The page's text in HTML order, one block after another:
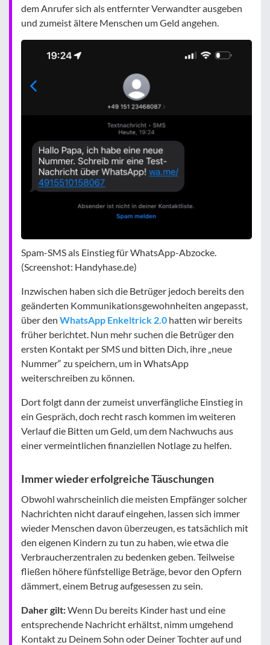
dem Anrufer sich als entfernter Verwandter ausgeben
und zumeist ältere Menschen um Geld angehen.
Spam-SMS als Einstieg für WhatsApp-Abzocke.
(Screenshot: Handyhase.de)
Inzwischen haben sich die Betrüger jedoch bereits den
geänderten Kommunikationsgewohnheiten angepasst,
über den WhatsApp Enkeltrick 2.0 hatten wir bereits
früher berichtet. Nun mehr suchen die Betrüger den
ersten Kontakt per SMS und bitten Dich, ihre „neue
Nummer“ zu speichern, um in WhatsApp
weiterschreiben zu können.
Dort folgt dann der zumeist unverfängliche Einstieg in
ein Gespräch, doch recht rasch kommen im weiteren
Verlauf die Bitten um Geld, um dem Nachwuchs aus
einer vermeintlichen finanziellen Notlage zu helfen.
Immer wieder erfolgreiche Täuschungen
Obwohl wahrscheinlich die meisten Empfänger solcher
Nachrichten nicht darauf eingehen, lassen sich immer
wieder Menschen davon überzeugen, es tatsächlich mit
den eigenen Kindern zu tun zu haben, wie etwa die
Verbraucherzentralen zu bedenken geben. Teilweise
fließen höhere fünfstellige Beträge, bevor den Opfern
dämmert, einem Betrug aufgesessen zu sein.
Daher gilt:Wenn Du bereits Kinder hast und eine
entsprechende Nachricht erhältst, nimm umgehend
Kontakt zu Deinem Sohn oder Deiner Tochter auf und